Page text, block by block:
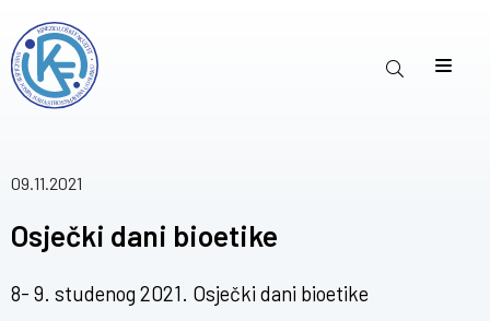
09.11.2021
Osječki dani bioetike
8- 9. studenog 2021. Osječki dani bioetike